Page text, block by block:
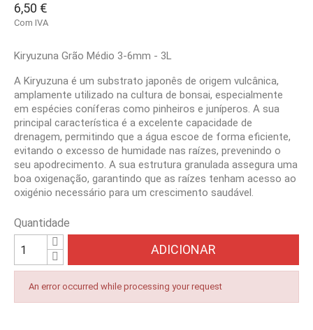
6,50 €
Com IVA
Kiryuzuna Grão Médio 3-6mm - 3L
A Kiryuzuna é um substrato japonês de origem vulcânica,
amplamente utilizado na cultura de bonsai, especialmente
em espécies coníferas como pinheiros e juníperos. A sua
principal característica é a excelente capacidade de
drenagem, permitindo que a água escoe de forma eficiente,
evitando o excesso de humidade nas raízes, prevenindo o
seu apodrecimento. A sua estrutura granulada assegura uma
boa oxigenação, garantindo que as raízes tenham acesso ao
oxigénio necessário para um crescimento saudável.
Quantidade
ADICIONAR
An error occurred while processing your request